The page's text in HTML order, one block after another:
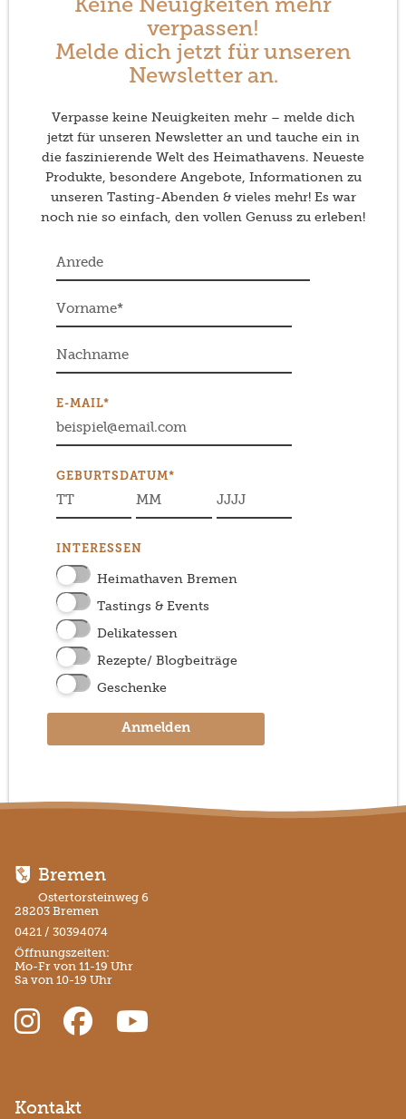
Keine Neuigkeiten mehr
verpassen!
Melde dich jetzt für unseren
Newsletter an.
Verpasse keine Neuigkeiten mehr – melde dich
jetzt für unseren Newsletter an und tauche ein in
die faszinierende Welt des Heimathavens. Neueste
Produkte, besondere Angebote, Informationen zu
unseren Tasting-Abenden & vieles mehr! Es war
noch nie so einfach, den vollen Genuss zu erleben!
E-MAIL*
GEBURTSDATUM*
INTERESSEN
Heimathaven Bremen
Tastings & Events
Delikatessen
Rezepte/ Blogbeiträge
Geschenke
Anmelden
Bremen
Ostertorsteinweg 6
28203 Bremen
0421 / 30394074
Öffnungszeiten:
Mo-Fr von 11-19 Uhr
Sa von 10-19 Uhr
Kontakt